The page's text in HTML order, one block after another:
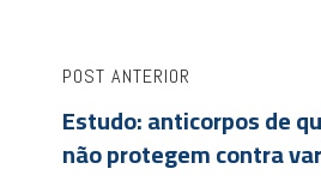
POST ANTERIOR
Estudo: anticorpos de
não protegem contra